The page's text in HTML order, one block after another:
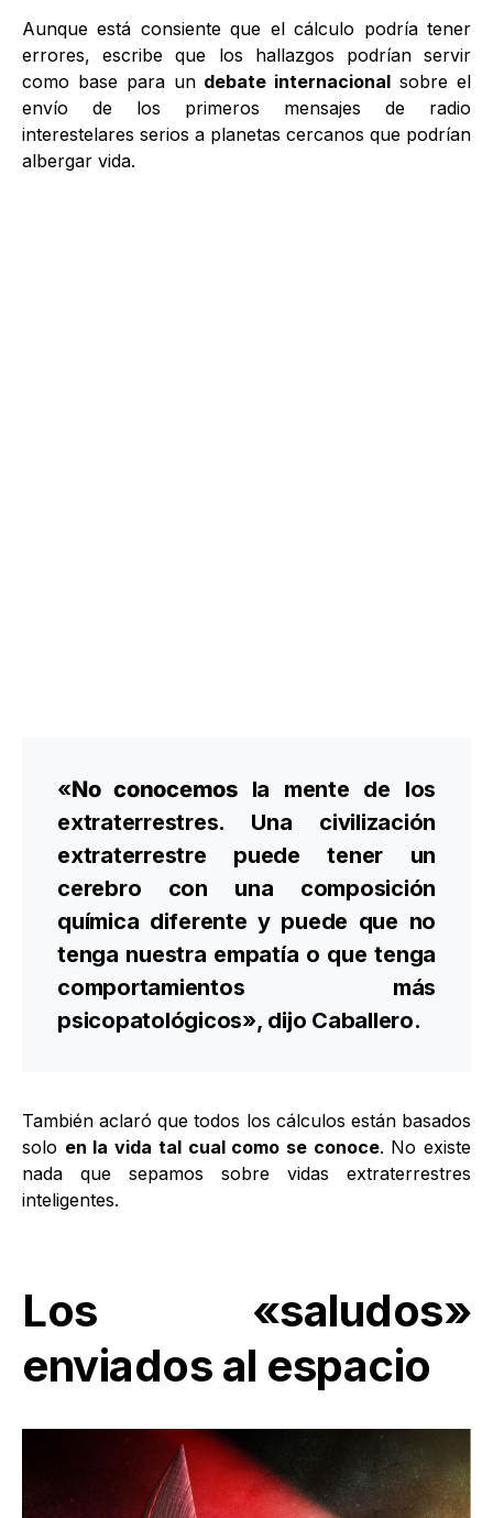
Aunque está consiente que el cálculo podría tener
errores, escribe que los hallazgos podrían servir
como base para un debate internacional sobre el
envío de los primeros mensajes de radio
interestelares serios a planetas cercanos que podrían
albergar vida.
«No conocemosla mente de los
extraterrestres. Una civilización
extraterrestre puede tener un
cerebro con una composición
química diferente y puede que no
tenga nuestra empatía o que tenga
comportamientos más
psicopatológicos», dijo Caballero.
También aclaró que todos los cálculos están basados
solo en la vida tal cual como se conoce. No existe
nada que sepamos sobre vidas extraterrestres
inteligentes.
Los «saludos»
enviados al espacio